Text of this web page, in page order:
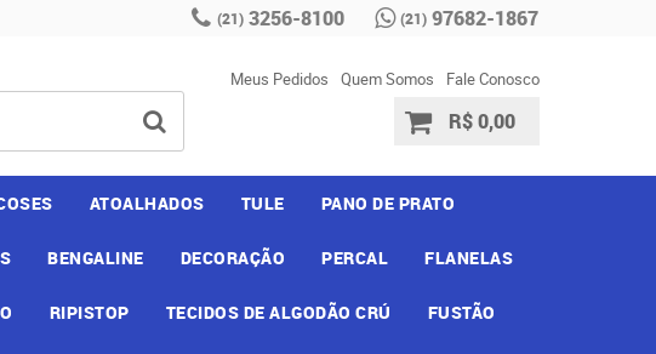
(21) 3256-8100 (21) 97682-1867
Meus Pedidos Quem Somos Fale Conosco
R$ 0,00
ATOALHADOS TULE PANO DE PRATO
BENGALINE DECORAÇÃO PERCAL FLANELAS
RIPISTOP TECIDOS DE ALGODÃO CRÚ FUSTÃO